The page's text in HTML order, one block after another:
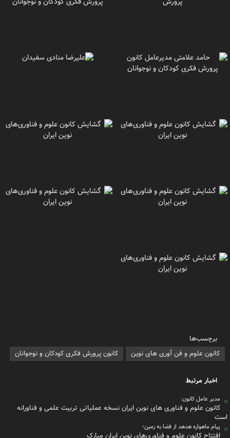
برچسب‌ها
کانون علوم و فن آوری های نوین
کانون پرورش فکری کودکان و نوجوانان
اخبار مرتبط
مدیر عامل کانون:
کانون علوم و فناوری های نوین ایران نسخه عملیاتی تربیت علمی و فناورانه
است
پیام ماهواره هدهد از فضا به زمین؛
افتتاح کانون علوم و فناوری‌های نوین ایران مبارک